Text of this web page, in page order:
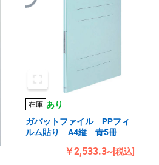
在庫 あり
ガバットファイル PPフィ
ルム貼り A4縦 青5冊
￥2,533.3~[税込]